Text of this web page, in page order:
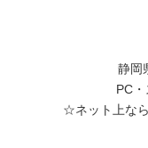
静岡
PC
☆ネット上な